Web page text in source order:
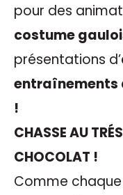
pour des
costume
présentations d’
entraînements
!
CHASSE AU
CHOCOLAT !
Comme